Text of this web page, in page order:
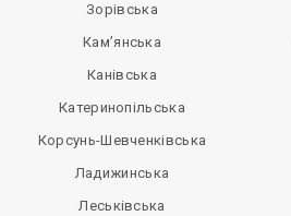
Зорівська
Кам’янська
Канівська
Катеринопільська
Корсунь-Шевченківська
Ладижинська
Леськівська